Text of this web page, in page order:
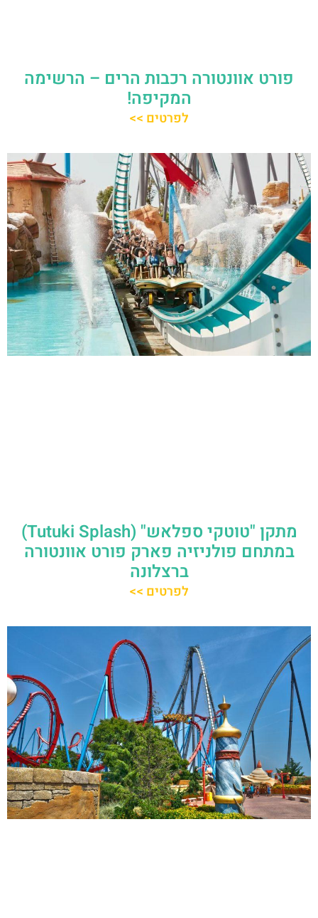
פורט אוונטורה רכבות הרים – הרשימה
המקיפה!
לפרטים >>
מתקן "טוטקי ספלאש" (Tutuki Splash)
במתחם פולניזיה פארק פורט אוונטורה
ברצלונה
לפרטים >>